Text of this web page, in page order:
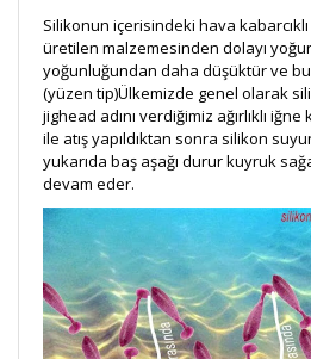
Silikonun içerisindeki hava
üretilen malzemesinden dolayı
yoğunluğundan daha düşüktür ve
(yüzen tip)Ülkemizde genel olarak
jighead adını verdiğimiz ağırlıklı
ile atış yapıldıktan sonra silikon
yukarıda baş aşağı durur kuyruk
devam eder.